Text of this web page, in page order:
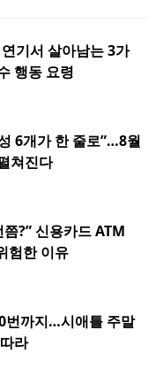
기서 살아남는 3가
행동 요령
6개가 한 줄로”…8월
쳐진다
?” 신용카드 ATM
험한 이유
번까지…시애틀 주말
라